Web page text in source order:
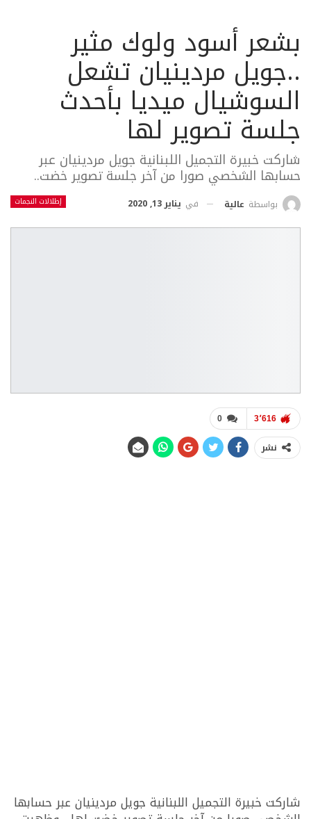
بشعر أسود ولوك مثير
..جويل مردينيان تشعل
السوشيال ميديا بأحدث
جلسة تصوير لها
شاركت خبيرة التجميل اللبنانية جويل مردينيان عبر
حسابها الشخصي صورا من آخر جلسة تصوير خضت..
إطلالات النجمات بواسطة عالية في يناير 13, 2020
0 3٬616
نشر
شاركت خبيرة التجميل اللبنانية جويل مردينيان عبر حسابها